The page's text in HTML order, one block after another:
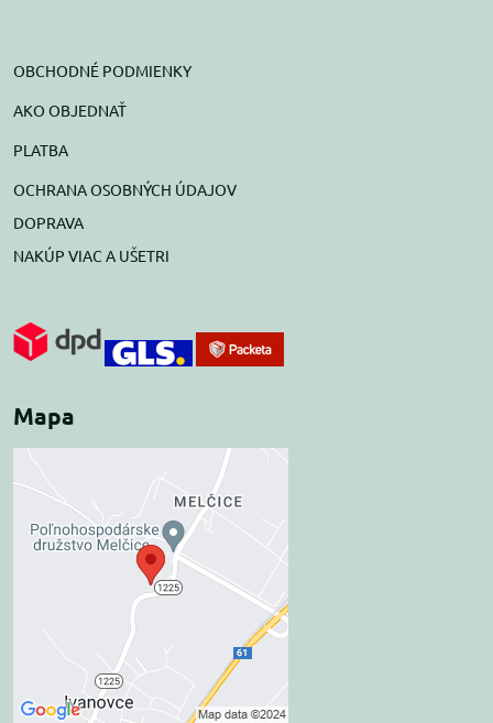
OBCHODNÉ PODMIENKY
AKO OBJEDNAŤ
PLATBA
OCHRANA OSOBNÝCH ÚDAJOV
DOPRAVA
NAKÚP VIAC A UŠETRI
Mapa
Externý obsah je
blokovaný Voľbami
súkromia
Prajete si načítať externý obsah?
Povoliť tentokrát
Povoliť a zapamätať -
súhlas s druhom cookie: